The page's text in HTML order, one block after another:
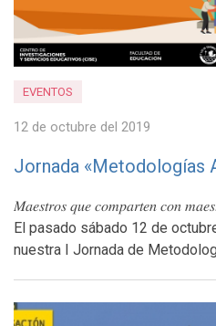
EVENTOS
12 de octubre del 2019
Jornada «Metodologías
𝑀𝑎𝑒𝑠𝑡𝑟𝑜𝑠 𝑞𝑢𝑒 𝑐𝑜𝑚𝑝𝑎𝑟𝑡𝑒𝑛 𝑐𝑜𝑛
El pasado sábado 12 de
nuestra I Jornada de